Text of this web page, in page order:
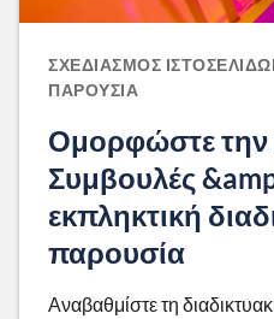
ΣΧΕΔΙΑΣΜΌΣ
ΠΑΡΟΥΣΊΑ
Ομορφώστε την
Συμβουλές
εκπληκτική
παρουσία
Αναβαθμίστε τη